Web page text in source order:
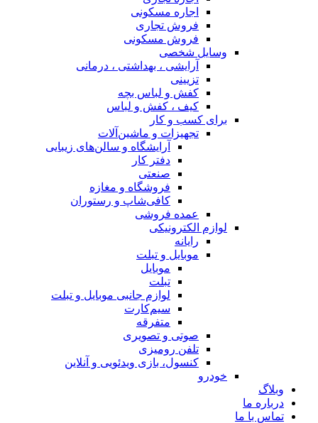
اجاره مسکونی
فروش تجاری
فروش مسکونی
وسایل شخصی
آرایشی ، بهداشتی ، درمانی
تزیینی
کفش و لباس بچه
کیف ، کفش و لباس
برای کسب و کار
تجهیزات و ماشین‌آلات
آرایشگاه و سالن‌های زیبایی
دفتر کار
صنعتی
فروشگاه و مغازه
کافی‌شاپ و رستوران
عمده فروشی
لوازم الکترونیکی
رایانه
موبایل و تبلت
موبایل
تبلت
لوازم جانبی موبایل و تبلت
سیم‌کارت
متفرقه
صوتی و تصویری
تلفن رومیزی
کنسول، بازی‌ ویدئویی و آنلاین
خودرو
وبلاگ
درباره ما
تماس با ما